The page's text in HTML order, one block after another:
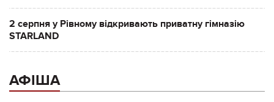
2 серпня у Рівному відкривають приватну гімназію
STARLAND
АФІША